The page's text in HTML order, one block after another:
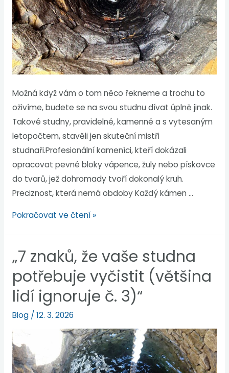
Možná když vám o tom něco řekneme a trochu to
oživíme, budete se na svou studnu dívat úplně jinak.
Takové studny, pravidelné, kamenné a s vytesaným
letopočtem, stavěli jen skuteční mistři
studnaři.Profesionální kameníci, kteří dokázali
opracovat pevné bloky vápence, žuly nebo pískovce
do tvarů, jež dohromady tvoří dokonalý kruh.
Preciznost, která nemá obdoby Každý kámen …
Pokračovat ve čtení »
„7 znaků, že vaše studna
potřebuje vyčistit (většina
lidí ignoruje č. 3)“
Blog/ 12. 3. 2026